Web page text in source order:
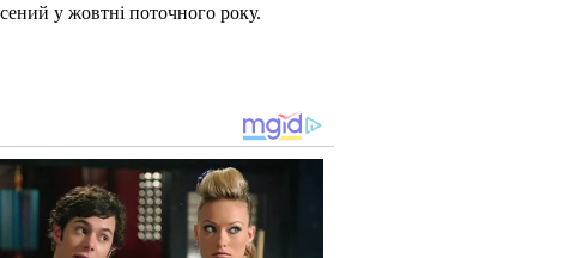
у жовтні поточного року.